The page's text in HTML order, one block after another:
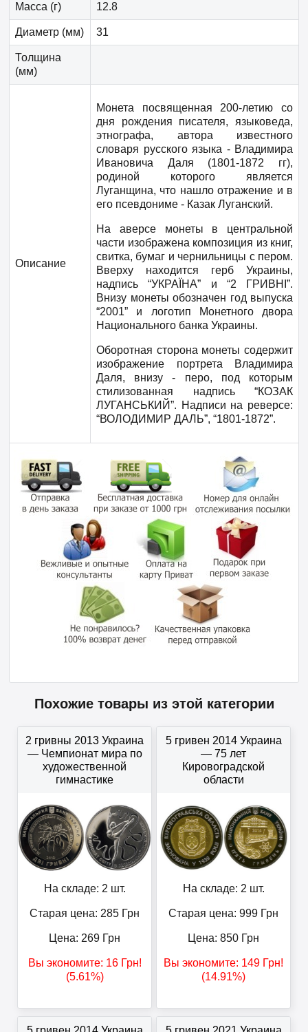
Масса (г) 12.8
Диаметр (мм) 31
Толщина
(мм)
Описание
Монета посвященная 200-летию со
дня рождения писателя, языковеда,
этнографа, автора известного
словаря русского языка - Владимира
Ивановича Даля (1801-1872 гг),
родиной которого является
Луганщина, что нашло отражение и в
его псевдониме - Казак Луганский.
На аверсе монеты в центральной
части изображена композиция из книг,
свитка, бумаг и чернильницы с пером.
Вверху находится герб Украины,
надпись “УКРАЇНА” и “2 ГРИВНІ”.
Внизу монеты обозначен год выпуска
“2001” и логотип Монетного двора
Национального банка Украины.
Оборотная сторона монеты содержит
изображение портрета Владимира
Даля, внизу - перо, под которым
стилизованная надпись “КОЗАК
ЛУГАНСЬКИЙ”. Надписи на реверсе:
“ВОЛОДИМИР ДАЛЬ”, “1801-1872”.
Похожие товары из этой категории
2 гривны 2013 Украина
— Чемпионат мира по
художественной
гимнастике
На складе: 2 шт.
Старая цена: 285 Грн
Цена: 269 Грн
Вы экономите: 16Грн!
(5.61%)
5 гривен 2014 Украина
— 75 лет
Кировоградской
области
На складе: 2 шт.
Старая цена: 999 Грн
Цена: 850 Грн
Вы экономите: 149 Грн!
(14.91%)